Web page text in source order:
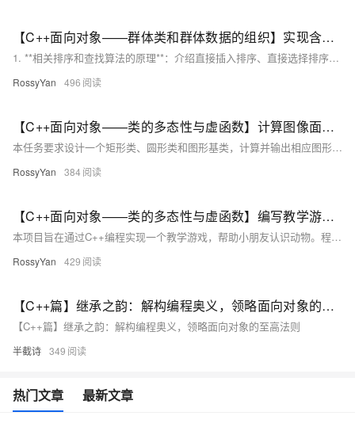
【C++面向对象——群体类和群体数据的组织】实现含排序功能的数组类（头歌实践教学平台习题）【合集】
1. **相关排序和查找算法的原理**：介绍直接插入排序、直接选择排序、冒泡排序和顺序查找的基本原理及其实现代码。 2. **C++ 类与成员函数的定义**：讲解如何定义`Array`类，包括类的声明和实现，以及成员函数的定义与调用。 3. **数组作为类的成员变量的处理**：探讨内存管理和正确访问数组元素的方法，确保在类中正确使用动态分配的数组。 4. **函数参数传递与返回值处理**：解释排序和查找函数的参数传递方式及返回值处理，确保函数功能正确实现。 通过掌握这些知识，可以顺利地将排序和查找算法封装到`Array`类中，并进行测试验证。编程要求是在右侧编辑器补充代码以实现三种排序算法
RossyYan 496
【C++面向对象——类的多态性与虚函数】计算图像面积（头歌实践教学平台习题）【合集】
本任务要求设计一个矩形类、圆形类和图形基类，计算并输出相应图形面积。相关知识点包括纯虚函数和抽象类的使用。 **目录：** - 任务描述 - 相关知识 - 纯虚函数 - 特点 - 使用场景 - 作用 - 注意事项 - 相关概念对比 - 抽象类的使用 - 定义与概念 - 使用场景 - 编程要求 - 测试说明 - 通关代码 - 测试结果 **任务概述：** 1. **图形基类（Shape）**：包含纯虚函数 `void PrintArea()`。 2. **矩形类（Rectangle）**：继承 Shape 类，重写 `Print
RossyYan 384
【C++面向对象——类的多态性与虚函数】编写教学游戏：认识动物（头歌实践教学平台习题）【合集】
本项目旨在通过C++编程实现一个教学游戏，帮助小朋友认识动物。程序设计了一个动物园场景，包含Dog、Bird和Frog三种动物。每个动物都有move和shout行为，用于展示其特征。游戏随机挑选10个动物，前5个供学习，后5个用于测试。使用虚函数和多态实现不同动物的行为，确保代码灵活扩展。此外，通过typeid获取对象类型，并利用strstr辅助判断类型。相关头文件如&lt;string&gt;、&lt;cstdlib&gt;等确保程序正常运行。最终，根据小朋友的回答计算得分，提供互动学习体验。 - **任务描述**：编写教学游戏，随机挑选10个动物进行展示与测试。 - **类设计**：基类
RossyYan 429
【C++篇】继承之韵：解构编程奥义，领略面向对象的至高法则
【C++篇】继承之韵：解构编程奥义，领略面向对象的至高法则
半截诗 349
热门文章 最新文章